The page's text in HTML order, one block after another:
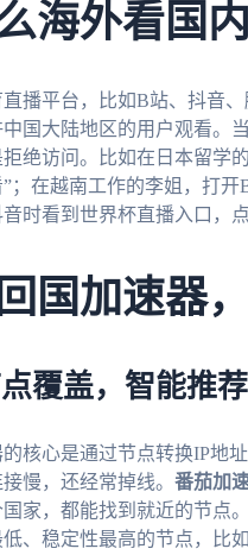
海外看国
直播平台，比如B站、抖音
国大陆地区的用户观看。
绝访问。比如在日本留学
；在越南工作的李姐，打
音时看到世界杯直播入口，
国加速器
覆盖，智能推
的核心是通过节点转换IP地
慢，还经常掉线。 番茄加
家，都能找到就近的节点
、稳定性最高的节点，比